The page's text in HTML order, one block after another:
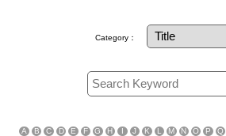
Category：
A B C D E F G H I J K L M N O P Q